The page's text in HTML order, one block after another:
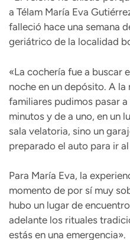
a Télam María Eva
falleció hace una semana
geriátrico de la localidad
«La cochería fue a buscar
noche en un depósito. A
familiares pudimos pasar
minutos y de a uno, en un
sala velatoria, sino un
preparado el auto para ir
Para María Eva, la
momento de por sí muy
hubo un lugar de
adelante los rituales
estás en una emergencia».